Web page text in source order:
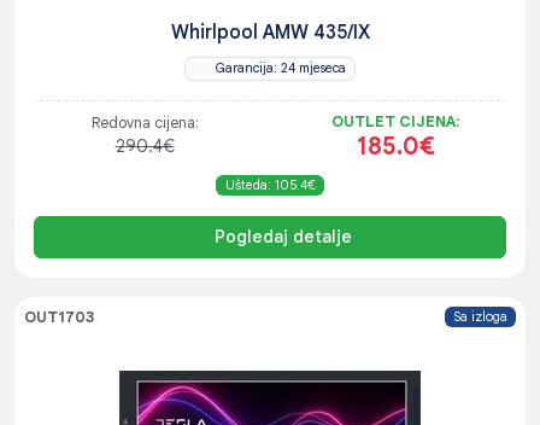
Whirlpool AMW 435/IX
Garancija: 24 mjeseca
Redovna cijena:
290.4€
OUTLET CIJENA:
185.0€
Ušteda: 105.4€
Pogledaj detalje
OUT1703 Sa izloga